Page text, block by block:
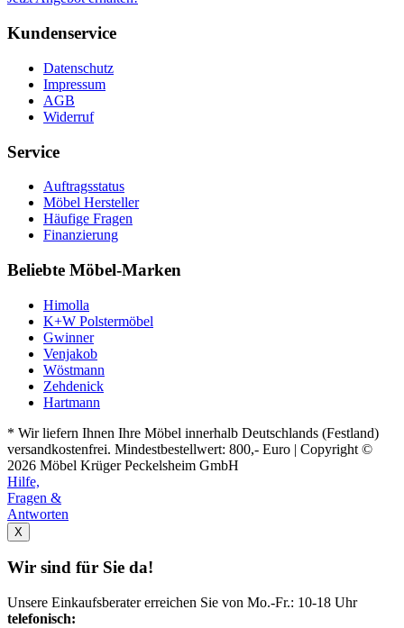
Kundenservice
Datenschutz
Impressum
AGB
Widerruf
Service
Auftragsstatus
Möbel Hersteller
Häufige Fragen
Finanzierung
Beliebte Möbel-Marken
Himolla
K+W Polstermöbel
Gwinner
Venjakob
Wöstmann
Zehdenick
Hartmann
* Wir liefern Ihnen Ihre Möbel innerhalb Deutschlands (Festland)
versandkostenfrei. Mindestbestellwert: 800,- Euro | Copyright ©
2026 Möbel Krüger Peckelsheim GmbH
Hilfe,
Fragen &
Antworten
X
Wir sind für Sie da!
Unsere Einkaufsberater erreichen Sie von Mo.-Fr.: 10-18 Uhr
telefonisch: